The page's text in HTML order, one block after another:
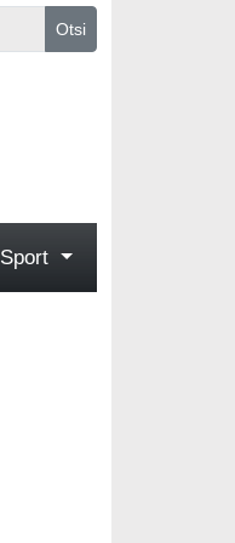
Otsi
Sport